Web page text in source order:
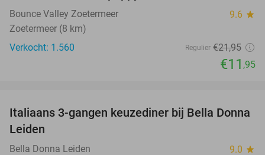
Bounce Valley Zoetermeer 9.6 star
Zoetermeer (8 km)
Verkocht: 1.560
Regulier €21,95
€11 ,95
35%
Italiaans 3-gangen keuzediner bij Bella Donna
Leiden
Bella Donna Leiden 9.0 star